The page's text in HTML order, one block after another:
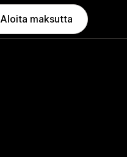
Aloita maksutta